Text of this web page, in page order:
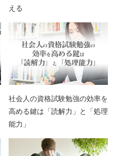
える
社会人の資格試験勉強の効率を
高める鍵は「読解力」と「処理
能力」